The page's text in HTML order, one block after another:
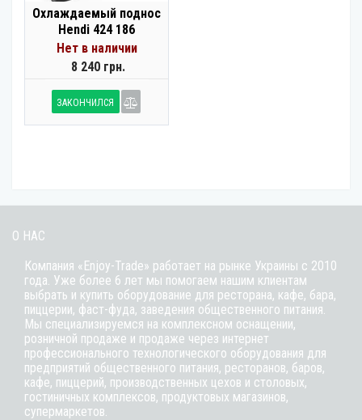
Охлаждаемый поднос
Hendi 424 186
Нет в наличии
8 240 грн.
ЗАКОНЧИЛСЯ
О НАС
Компания «Enjoy-Trade» работает на рынке Украины с 2010
года. Уже более 6 лет мы помогаем нашим клиентам
выбрать и купить оборудование для ресторана, кафе, бара,
пиццерии, фаст-фуда, заведения общественного питания.
Мы специализируемся на комплексном оснащении,
розничной продаже и продаже через интернет
профессионального технологического оборудования для
предприятий общественного питания, ресторанов, баров,
кафе, пиццерий, производственных цехов и столовых,
гостиничных комплексов, продуктовых магазинов,
супермаркетов.